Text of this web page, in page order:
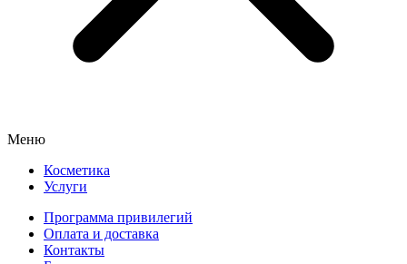
Меню
Косметика
Услуги
Программа привилегий
Оплата и доставка
Контакты